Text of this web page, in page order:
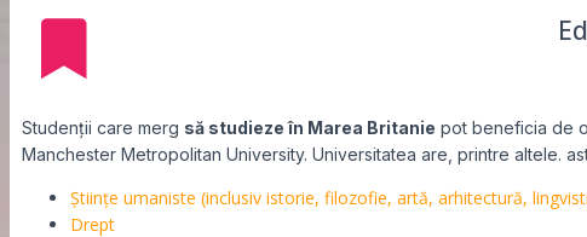
Studenții care merg să studieze în Marea Britanie pot beneficia de
Manchester Metropolitan University. Universitatea are, printre altele.
Științe umaniste (inclusiv istorie, filozofie, artă, arhitectură,
Drept